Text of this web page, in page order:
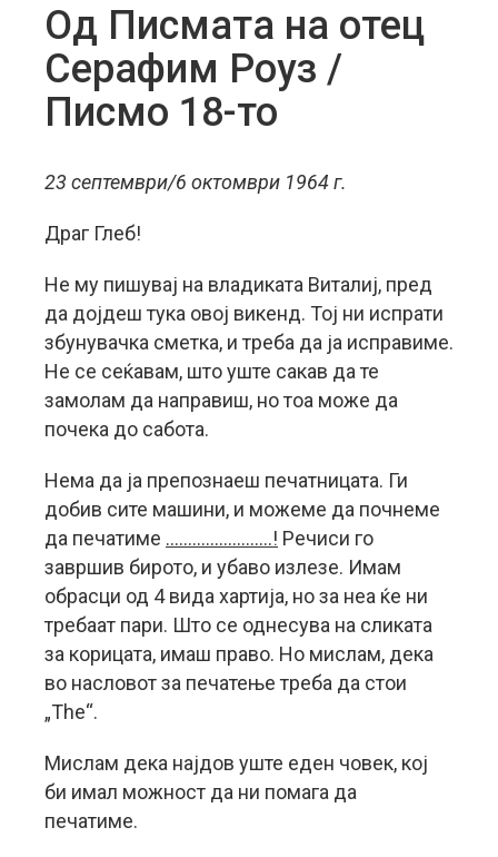
Од Писмата на отец
Серафим Роуз /
Писмо 18-то
23 септември/6 октомври 1964 г.
Драг Глеб!
Не му пишувај на владиката Виталиј, пред
да дојдеш тука овој викенд. Тој ни испрати
збунувачка сметка, и треба да ја исправиме.
Не се сеќавам, што уште сакав да те
замолам да направиш, но тоа може да
почека до сабота.
Нема да ја препознаеш печатницата. Ги
добив сите машини, и можеме да почнеме
да печатиме ……………………! Речиси го
завршив бирото, и убаво излезе. Имам
обрасци од 4 вида хартија, но за неа ќе ни
требаат пари. Што се однесува на сликата
за корицата, имаш право. Но мислам, дека
во насловот за печатење треба да стои
„The“.
Мислам дека најдов уште еден човек, кој
би имал можност да ни помага да
печатиме.